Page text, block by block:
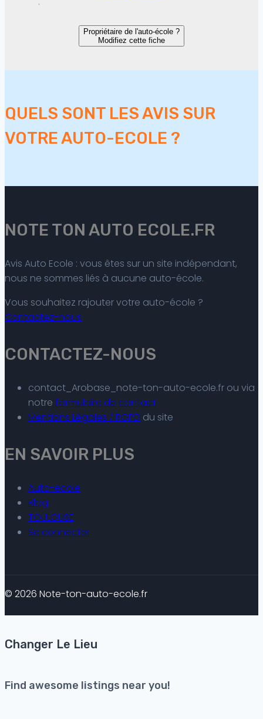
Propriétaire de l'auto-école ?
Modifiez cette fiche
QUELS SONT LES AVIS SUR
VOTRE AUTO-ECOLE ?
NOTE TON AUTO ECOLE.FR
Avis Auto Ecole : vous êtes sur un site indépendant,
nous ne sommes liés à aucune auto-école.
Vous souhaitez rajouter votre auto-école ?
Contactez-nous
CONTACTEZ-NOUS
contact_Arobase_note-ton-auto-ecole.fr ou via
notre formulaire de contact
Mentions Légales / RGPD du site
EN SAVOIR PLUS
Auto-ecole
Blog
TOULOUSE
Se connecter
© 2026 Note-ton-auto-ecole.fr
Changer Le Lieu
Find awesome listings near you!